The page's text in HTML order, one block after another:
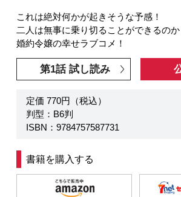
これは絶対何かが起きそうな予感！
二人は無事に乗り切ることができるのか
婚約令嬢の幸せラブコメ！
第1話 試し読み
定価 770円（税込）
判型：B6判
ISBN：9784757587731
書籍を購入する